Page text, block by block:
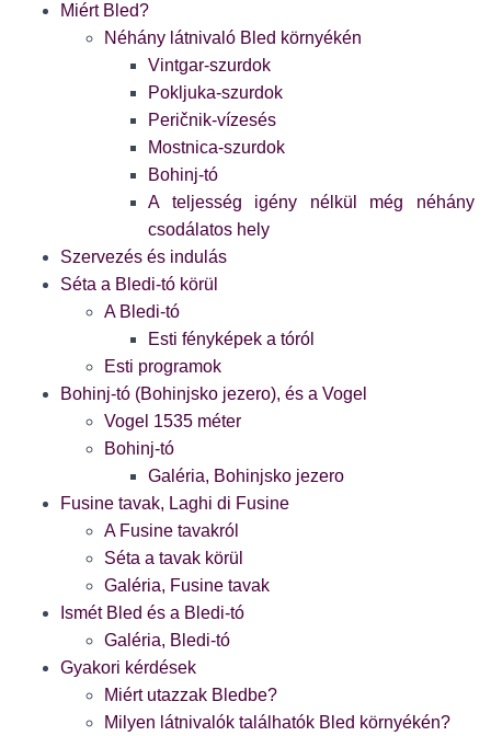
Miért Bled?
Néhány látnivaló Bled környékén
Vintgar-szurdok
Pokljuka-szurdok
Peričnik-vízesés
Mostnica-szurdok
Bohinj-tó
A teljesség igény nélkül még néhány
csodálatos hely
Szervezés és indulás
Séta a Bledi-tó körül
A Bledi-tó
Esti fényképek a tóról
Esti programok
Bohinj-tó (Bohinjsko jezero), és a Vogel
Vogel 1535 méter
Bohinj-tó
Galéria, Bohinjsko jezero
Fusine tavak, Laghi di Fusine
A Fusine tavakról
Séta a tavak körül
Galéria, Fusine tavak
Ismét Bled és a Bledi-tó
Galéria, Bledi-tó
Gyakori kérdések
Miért utazzak Bledbe?
Milyen látnivalók találhatók Bled környékén?